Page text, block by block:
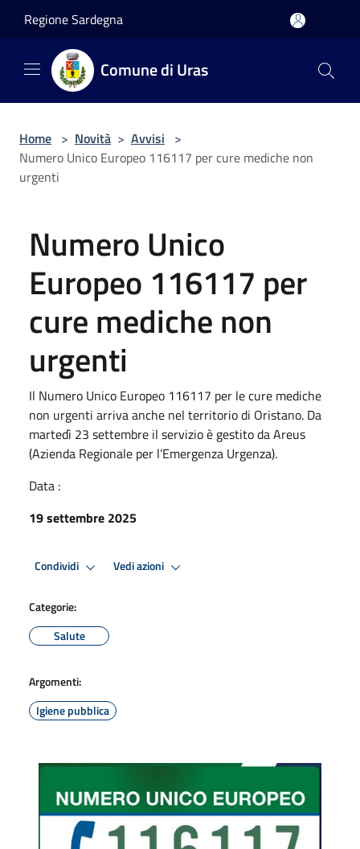
Regione Sardegna
Comune di Uras
Home > Novità > Avvisi >
Numero Unico Europeo 116117 per cure mediche non
urgenti
Numero Unico
Europeo 116117 per
cure mediche non
urgenti
Il Numero Unico Europeo 116117 per le cure mediche
non urgenti arriva anche nel territorio di Oristano. Da
martedì 23 settembre il servizio è gestito da Areus
(Azienda Regionale per l’Emergenza Urgenza).
Data :
19 settembre 2025
Condividi Vedi azioni
Categorie:
Salute
Argomenti:
Igiene pubblica